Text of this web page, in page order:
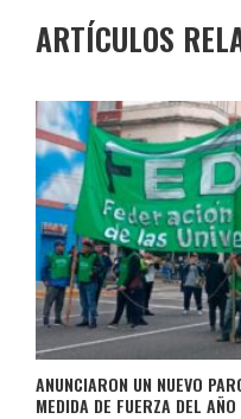
ARTÍCULOS
ANUNCIARON UN NUEVO
MEDIDA DE FUERZA DEL AÑO